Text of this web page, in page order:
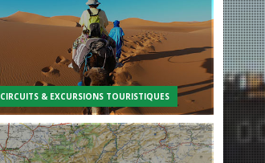
CIRCUITS & EXCURSIONS TOURISTIQUES